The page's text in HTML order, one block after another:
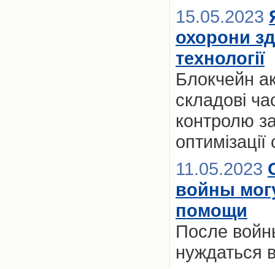
15.05.2023
охорони
технології
Блокчейн
складові
контролю
11.05.2023
войны
помощи
После
нуждаться